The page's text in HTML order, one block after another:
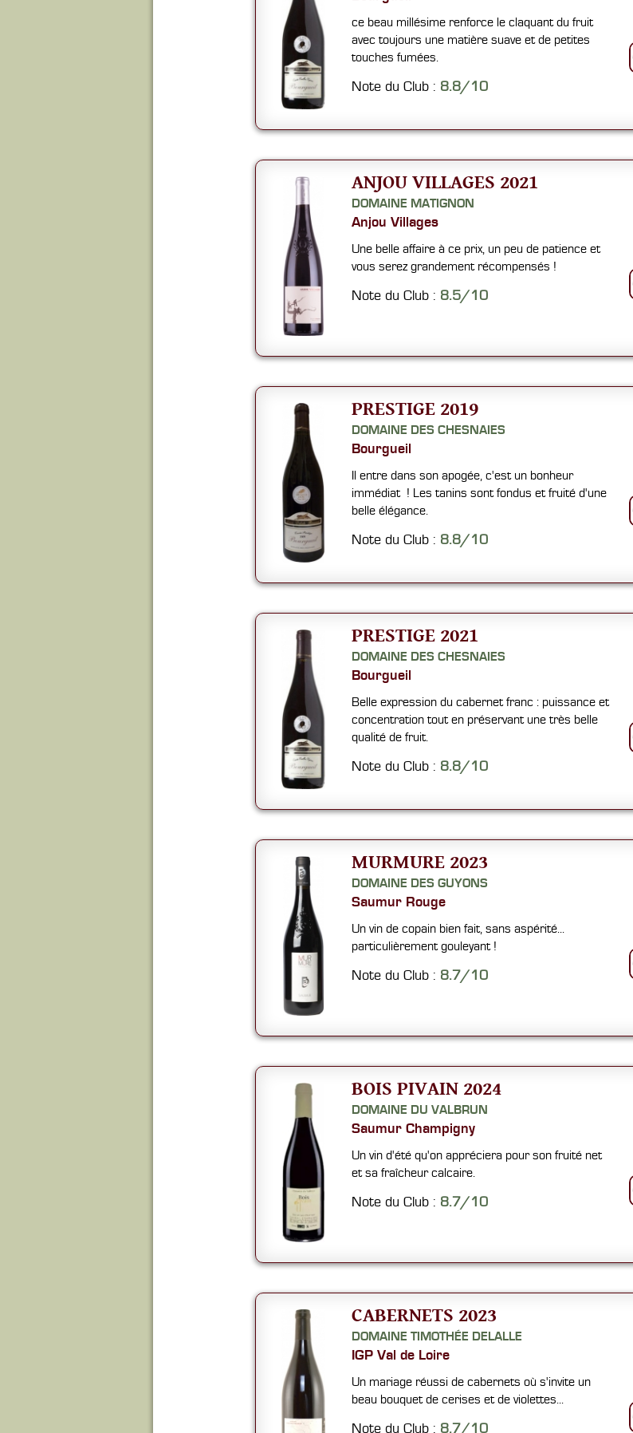
ce beau millésime renforce le claquant du fruit
avec toujours une matière suave et de petites
touches fumées.
Note du Club : 8.8/10
ANJOU VILLAGES 2021
DOMAINE MATIGNON
Anjou Villages
Une belle affaire à ce prix, un peu de patience et
vous serez grandement récompensés !
Note du Club : 8.5/10
PRESTIGE 2019
DOMAINE DES CHESNAIES
Bourgueil
Il entre dans son apogée, c'est un bonheur
immédiat ! Les tanins sont fondus et fruité d'une
belle élégance.
Note du Club : 8.8/10
PRESTIGE 2021
DOMAINE DES CHESNAIES
Bourgueil
Belle expression du cabernet franc : puissance et
concentration tout en préservant une très belle
qualité de fruit.
Note du Club : 8.8/10
MURMURE 2023
DOMAINE DES GUYONS
Saumur Rouge
Un vin de copain bien fait, sans aspérité...
particulièrement gouleyant !
Note du Club : 8.7/10
BOIS PIVAIN 2024
DOMAINE DU VALBRUN
Saumur Champigny
Un vin d'été qu'on appréciera pour son fruité net
et sa fraîcheur calcaire.
Note du Club : 8.7/10
CABERNETS 2023
DOMAINE TIMOTHÉE DELALLE
IGP Val de Loire
Un mariage réussi de cabernets où s'invite un
beau bouquet de cerises et de violettes...
Note du Club : 8.7/10